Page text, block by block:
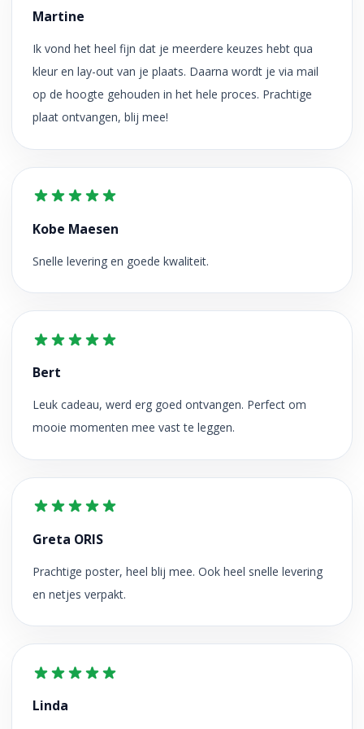
Martine
Ik vond het heel fijn dat je meerdere keuzes hebt qua
kleur en lay-out van je plaats. Daarna wordt je via mail
op de hoogte gehouden in het hele proces. Prachtige
plaat ontvangen, blij mee!
Kobe Maesen
Snelle levering en goede kwaliteit.
Bert
Leuk cadeau, werd erg goed ontvangen. Perfect om
mooie momenten mee vast te leggen.
Greta ORIS
Prachtige poster, heel blij mee. Ook heel snelle levering
en netjes verpakt.
Linda